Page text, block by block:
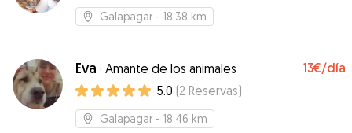
Galapagar - 18.38 km
Eva · Amante de los animales 13€/día
5.0 (2 Reservas)
Galapagar - 18.46 km